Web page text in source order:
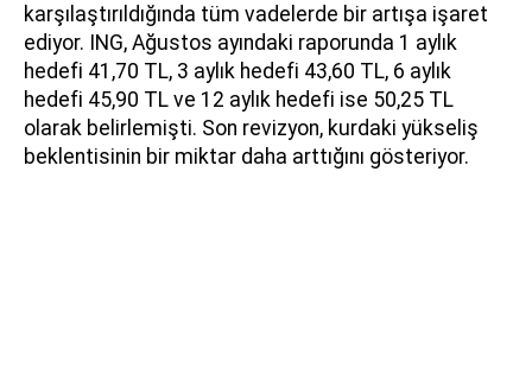
karşılaştırıldığında tüm vadelerde bir artışa işaret
ediyor. ING, Ağustos ayındaki raporunda 1 aylık
hedefi 41,70 TL, 3 aylık hedefi 43,60 TL, 6 aylık
hedefi 45,90 TL ve 12 aylık hedefi ise 50,25 TL
olarak belirlemişti. Son revizyon, kurdaki yükseliş
beklentisinin bir miktar daha arttığını gösteriyor.